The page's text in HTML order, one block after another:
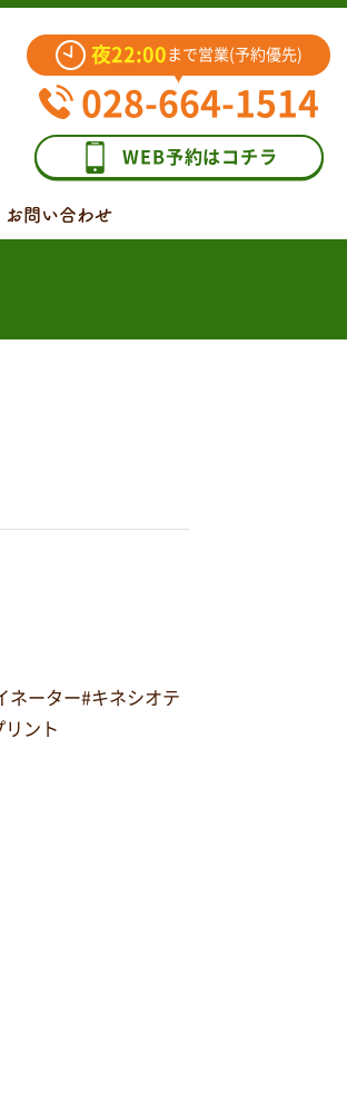
夜22:00 まで営業(予約優先)
028-664-1514
WEB予約はコチラ
お問い合わせ
ネーター#キネシオテ
ント